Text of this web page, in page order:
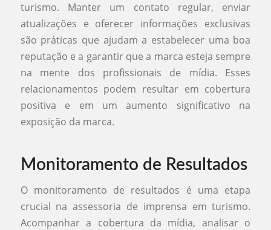
turismo. Manter um contato regular, enviar
atualizações e oferecer informações exclusivas
são práticas que ajudam a estabelecer uma boa
reputação e a garantir que a marca esteja sempre
na mente dos profissionais de mídia. Esses
relacionamentos podem resultar em cobertura
positiva e em um aumento significativo na
exposição da marca.
Monitoramento de Resultados
O monitoramento de resultados é uma etapa
crucial na assessoria de imprensa em turismo.
Acompanhar a cobertura da mídia, analisar o